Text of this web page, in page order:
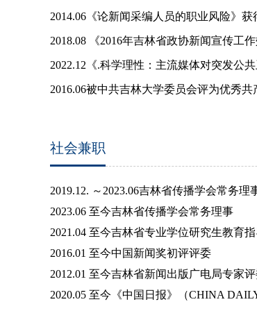
2014.06《论新闻采编人员的职业风险》
2018.08 《2016年吉林省政协新闻宣传工
2022.12《.科学理性：主流媒体对突发公
2016.06被中共吉林大学委员会评为优秀共
社会兼职
2019.12. ～2023.06吉林省传播学会常务理
2023.06 至今吉林省传播学会常务理事
2021.04 至今吉林省专业学位研究生教育
2016.01 至今中国新闻奖初评评委
2012.01 至今吉林省新闻出版广电局专家
2020.05 至今《中国日报》（CHINA